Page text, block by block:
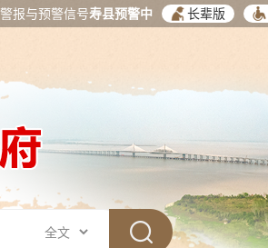
报与预警信号寿县预警中 长辈版